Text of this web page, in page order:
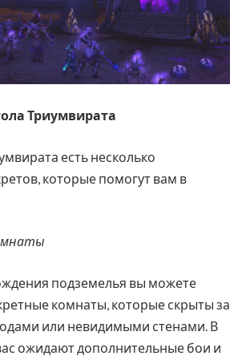
Триумвирата
есть несколько
которые помогут вам в
подземелья вы можете
комнаты, которые скрыты за
или невидимыми стенами. В
ожидают дополнительные бои и